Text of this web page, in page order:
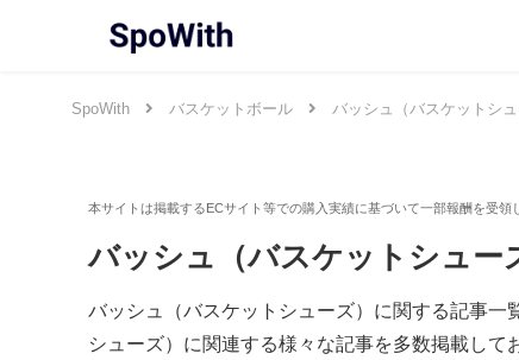
SpoWith バスケットボール バッシュ（バスケットシュ
バッシュ（バスケットシュー
バッシュ（バスケットシューズ）に関する記事一
シューズ）に関連する様々な記事を多数掲載して